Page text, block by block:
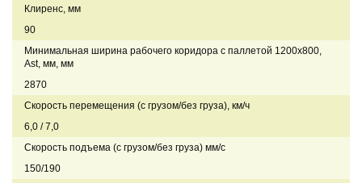
Клиренс, мм
90
Минимальная ширина рабочего коридора с паллетой 1200х800,
Ast, мм, мм
2870
Скорость перемещения (с грузом/без груза), км/ч
6,0 / 7,0
Скорость подъема (с грузом/без груза) мм/с
150/190